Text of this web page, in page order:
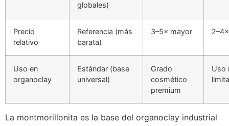
globales)
Precio
relativo
Referencia (más
barata)
3–5× mayor
Uso en
organoclay
Estándar (base
universal)
Grado
cosmético
premium
Uso
La montmorillonita es la base del organoclay industrial